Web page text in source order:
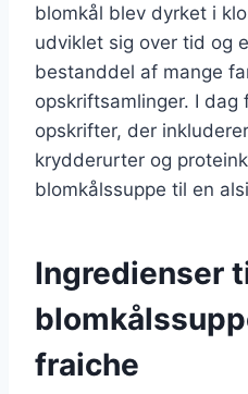
blomkål blev dyrket i
udviklet sig over tid og
bestanddel af mange
opskriftsamlinger. I dag
opskrifter, der
krydderurter og
blomkålssuppe til en
Ingredienser
fraiche